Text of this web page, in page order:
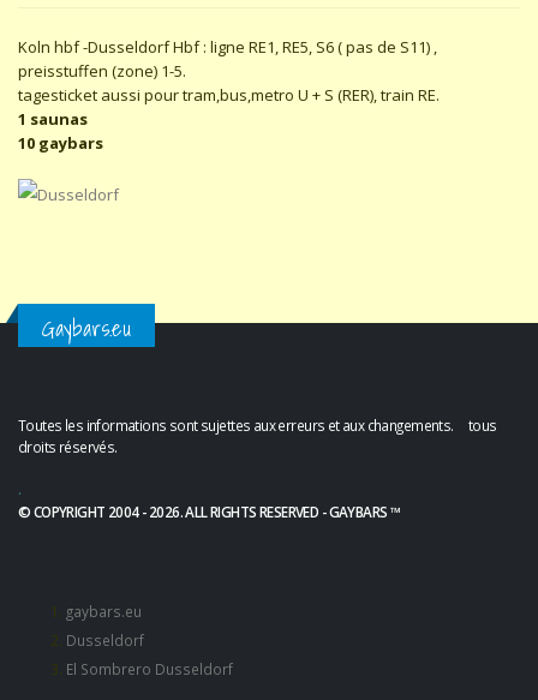
Koln hbf -Dusseldorf Hbf : ligne RE1, RE5, S6 ( pas de S11) ,
preisstuffen (zone) 1-5.
tagesticket aussi pour tram,bus,metro U + S (RER), train RE.
1 saunas
10 gaybars
Gaybars.eu
Toutes les informations sont sujettes aux erreurs et aux changements. tous
droits réservés.
.
© COPYRIGHT 2004 - 2026. ALL RIGHTS RESERVED - GAYBARS ™
gaybars.eu
Dusseldorf
El Sombrero Dusseldorf